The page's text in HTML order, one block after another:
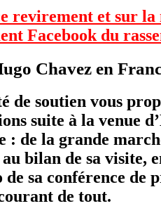
revirement et sur
Facebook du
Chavez en
de soutien vous
suite à la venue
: de la grande
bilan de sa visite,
de sa conférence de
de tout.